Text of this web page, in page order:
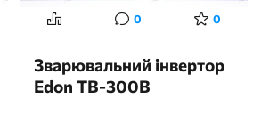
0 0
Зварювальний інвертор
Edon TB-300B